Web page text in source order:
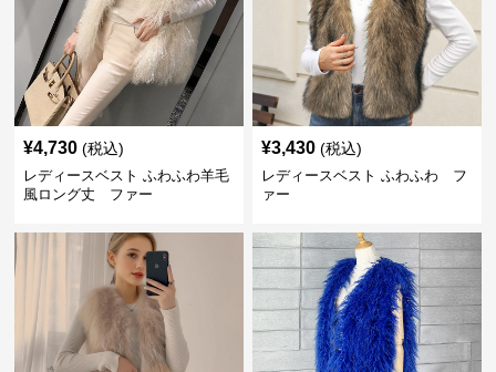
¥4,730 (税込)
レディースベスト ふわふわ羊毛
風ロング丈 ファー
¥3,430 (税込)
レディースベスト ふわふわ フ
ァー